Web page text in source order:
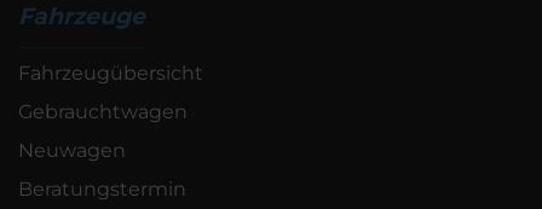
Fahrzeuge
Fahrzeugübersicht
Gebrauchtwagen
Neuwagen
Beratungstermin